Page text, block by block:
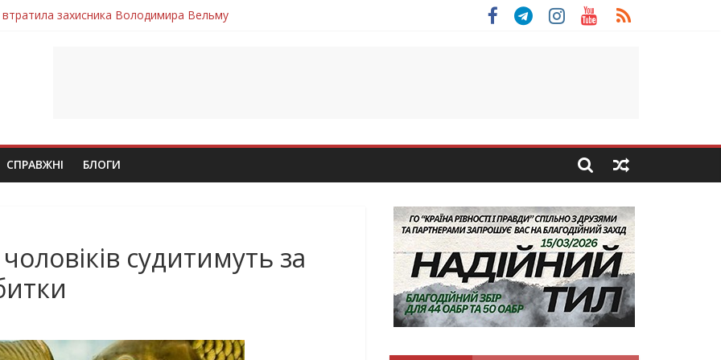
захисника Володимира Вельму
скорботі: на щиті повертається воїн Володимир Паламарчук
бойового завдання загинув захисник Юрій Пушкар з Тернопільщини
молодий захисник Дмитро Березко з Тернопільщини
СПРАВЖНІ БЛОГИ
судитимуть за